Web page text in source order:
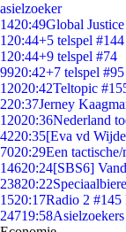
asielzoeker
1420:49Global
1 20:44+5 telspel
1 20:44+9 telspel #74
9920:42+7 telspel #95
12020:42Teltopic
220:37Jerney
12020:36Nederland
4220:35[Eva vd
7020:29Een
14620:24[SBS6]
23820:22
1520:17Radio 2 #145
24719:58